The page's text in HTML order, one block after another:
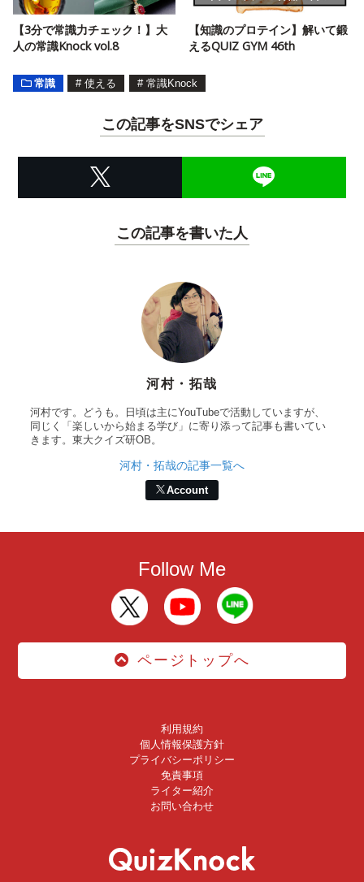
【3分で常識力チェック！】大
人の常識Knock vol.8
【知識のプロテイン】解いて鍛
えるQUIZ GYM 46th
常識 # 使える # 常識Knock
この記事をSNSでシェア
この記事を書いた人
河村・拓哉
河村です。どうも。日頃は主にYouTubeで活動していますが、
同じく「楽しいから始まる学び」に寄り添って記事も書いてい
きます。東大クイズ研OB。
河村・拓哉の記事一覧へ
Account
Follow Me
ページトップへ
利用規約
個人情報保護方針
プライバシーポリシー
免責事項
ライター紹介
お問い合わせ